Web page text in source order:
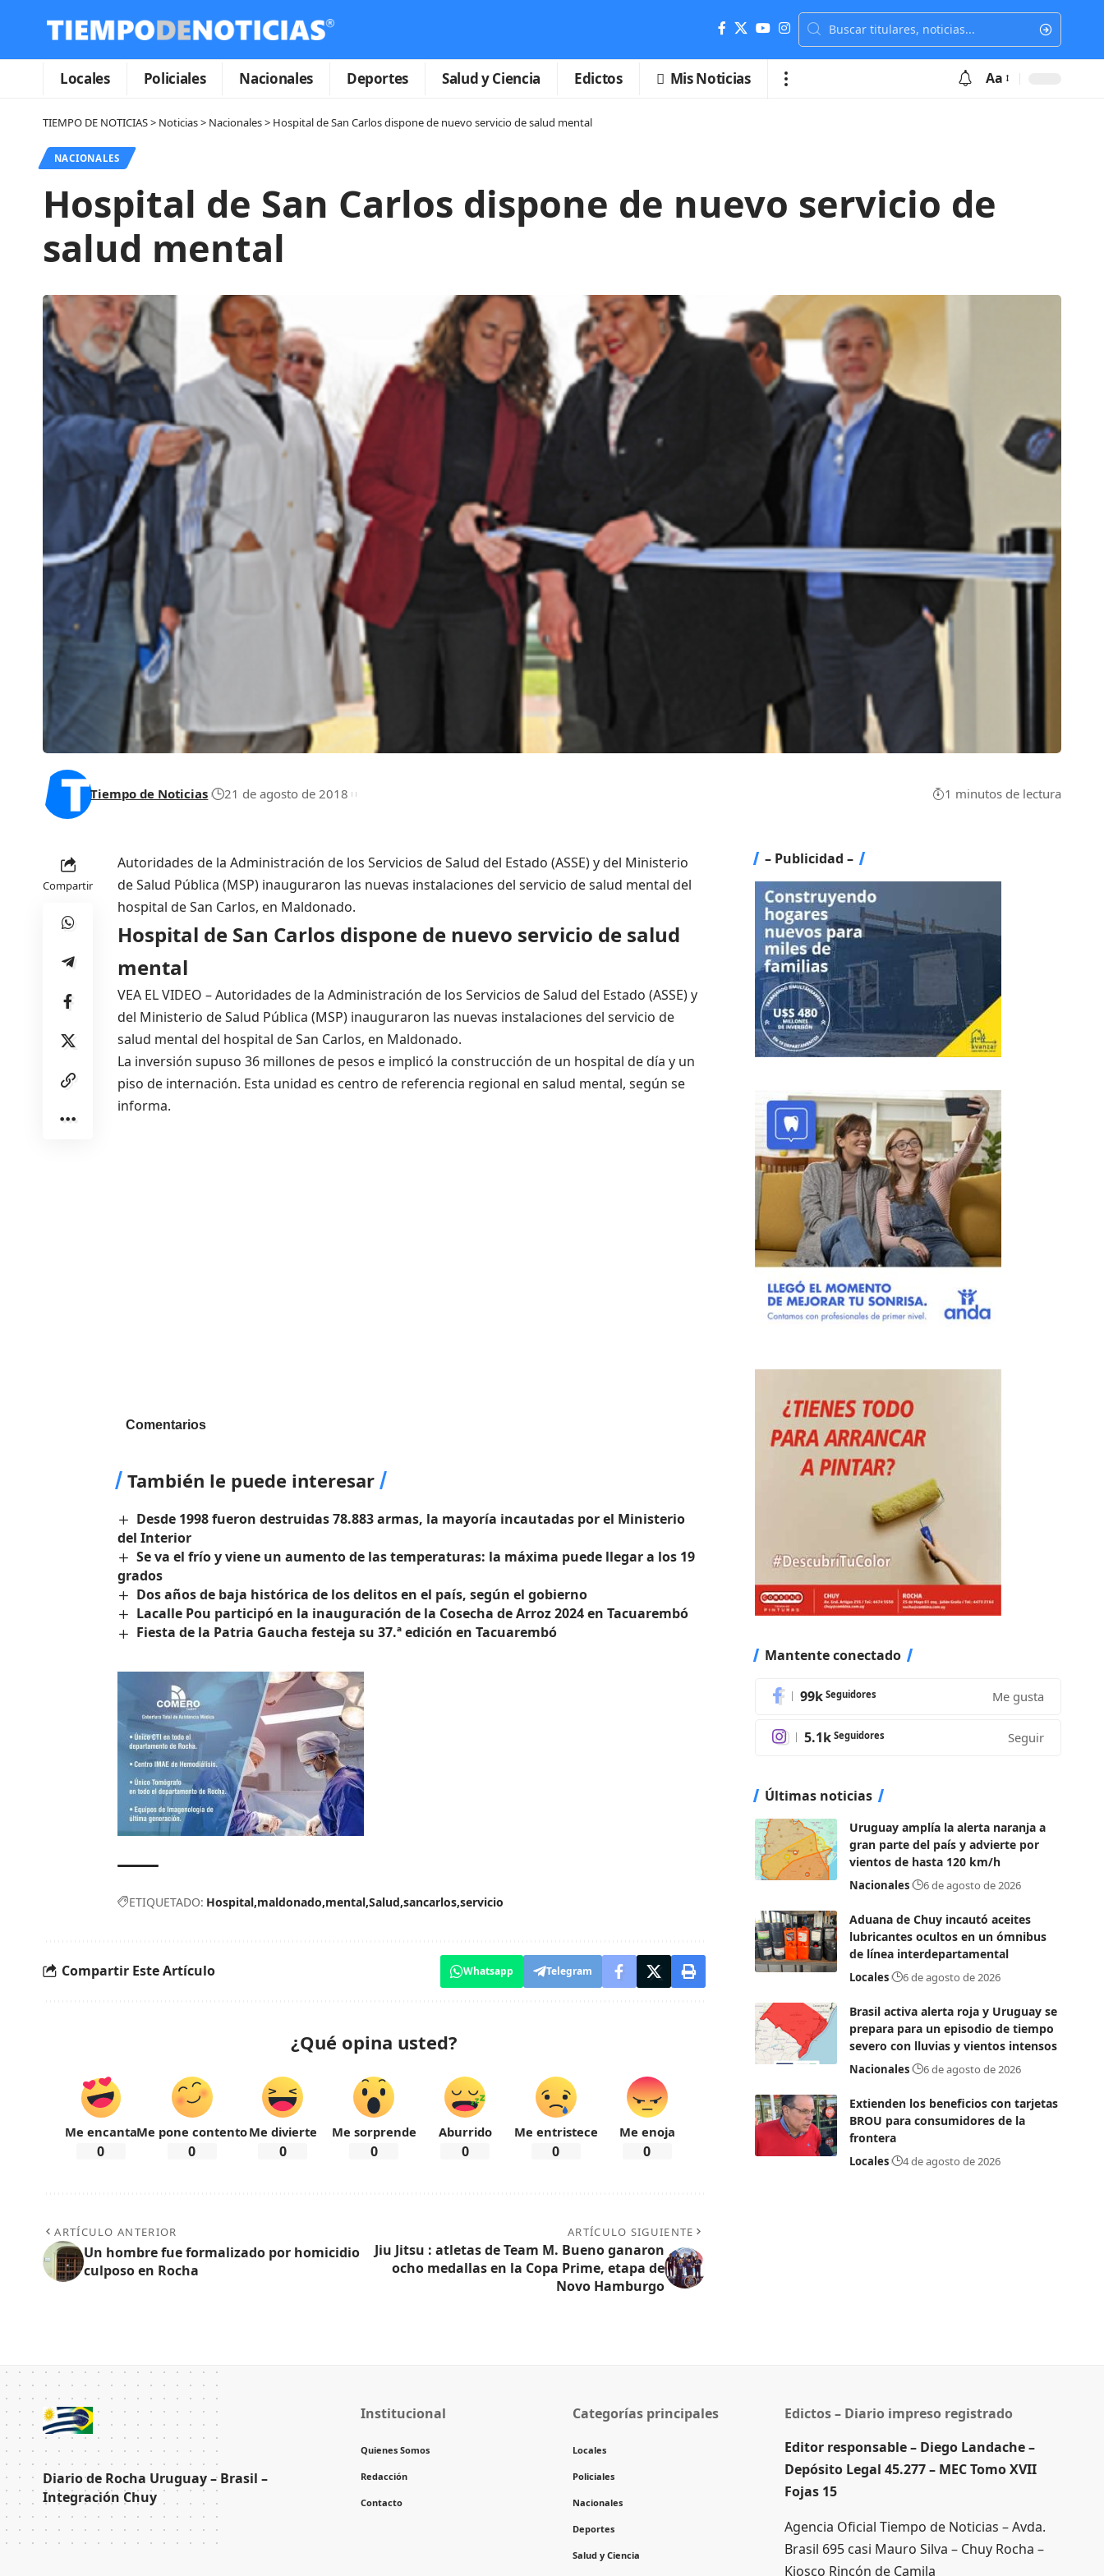
Locales Policiales Nacionales Deportes Salud y Ciencia Edictos Mis Noticias Aa
TIEMPO DE NOTICIAS> Noticias> Nacionales> Hospital de San Carlos dispone de nuevo servicio de salud mental
NACIONALES
Hospital de San Carlos dispone de nuevo servicio de
salud mental
Tiempo de Noticias 21 de agosto de 2018 1 minutos de lectura
Compartir
Autoridades de la Administración de los Servicios de Salud del Estado (ASSE) y del Ministerio
de Salud Pública (MSP) inauguraron las nuevas instalaciones del servicio de salud mental del
hospital de San Carlos, en Maldonado.
Hospital de San Carlos dispone de nuevo servicio de salud
mental
VEA EL VIDEO – Autoridades de la Administración de los Servicios de Salud del Estado (ASSE) y
del Ministerio de Salud Pública (MSP) inauguraron las nuevas instalaciones del servicio de
salud mental del hospital de San Carlos, en Maldonado.
La inversión supuso 36 millones de pesos e implicó la construcción de un hospital de día y un
piso de internación. Esta unidad es centro de referencia regional en salud mental, según se
informa.
Comentarios
También le puede interesar
Desde 1998 fueron destruidas 78.883 armas, la mayoría incautadas por el Ministerio
del Interior
Se va el frío y viene un aumento de las temperaturas: la máxima puede llegar a los 19
grados
Dos años de baja histórica de los delitos en el país, según el gobierno
Lacalle Pou participó en la inauguración de la Cosecha de Arroz 2024 en Tacuarembó
Fiesta de la Patria Gaucha festeja su 37.ª edición en Tacuarembó
ETIQUETADO: Hospital maldonado mental Salud sancarlos servicio
Compartir Este Artículo Whatsapp Telegram
¿Qué opina usted?
Me encanta
0
Me pone contento
0
Me divierte
0
Me sorprende
0
Aburrido
0
Me entristece
0
Me enoja
0
ARTÍCULO ANTERIOR
Un hombre fue formalizado por homicidio
culposo en Rocha
ARTÍCULO SIGUIENTE
Jiu Jitsu : atletas de Team M. Bueno ganaron
ocho medallas en la Copa Prime, etapa de
Novo Hamburgo
– Publicidad –
Mantente conectado
99k Seguidores Me gusta
5.1k Seguidores Seguir
Últimas noticias
Uruguay amplía la alerta naranja a
gran parte del país y advierte por
vientos de hasta 120 km/h
Nacionales 6 de agosto de 2026
Aduana de Chuy incautó aceites
lubricantes ocultos en un ómnibus
de línea interdepartamental
Locales 6 de agosto de 2026
Brasil activa alerta roja y Uruguay se
prepara para un episodio de tiempo
severo con lluvias y vientos intensos
Nacionales 6 de agosto de 2026
Extienden los beneficios con tarjetas
BROU para consumidores de la
frontera
Locales 4 de agosto de 2026
Diario de Rocha Uruguay – Brasil –
Integración Chuy
Institucional
Quienes Somos
Redacción
Contacto
Categorías principales
Locales
Policiales
Nacionales
Deportes
Salud y Ciencia
Edictos – Diario impreso registrado
Editor responsable – Diego Landache –
Depósito Legal 45.277 – MEC Tomo XVII
Fojas 15
Agencia Oficial Tiempo de Noticias – Avda.
Brasil 695 casi Mauro Silva – Chuy Rocha –
Kiosco Rincón de Camila